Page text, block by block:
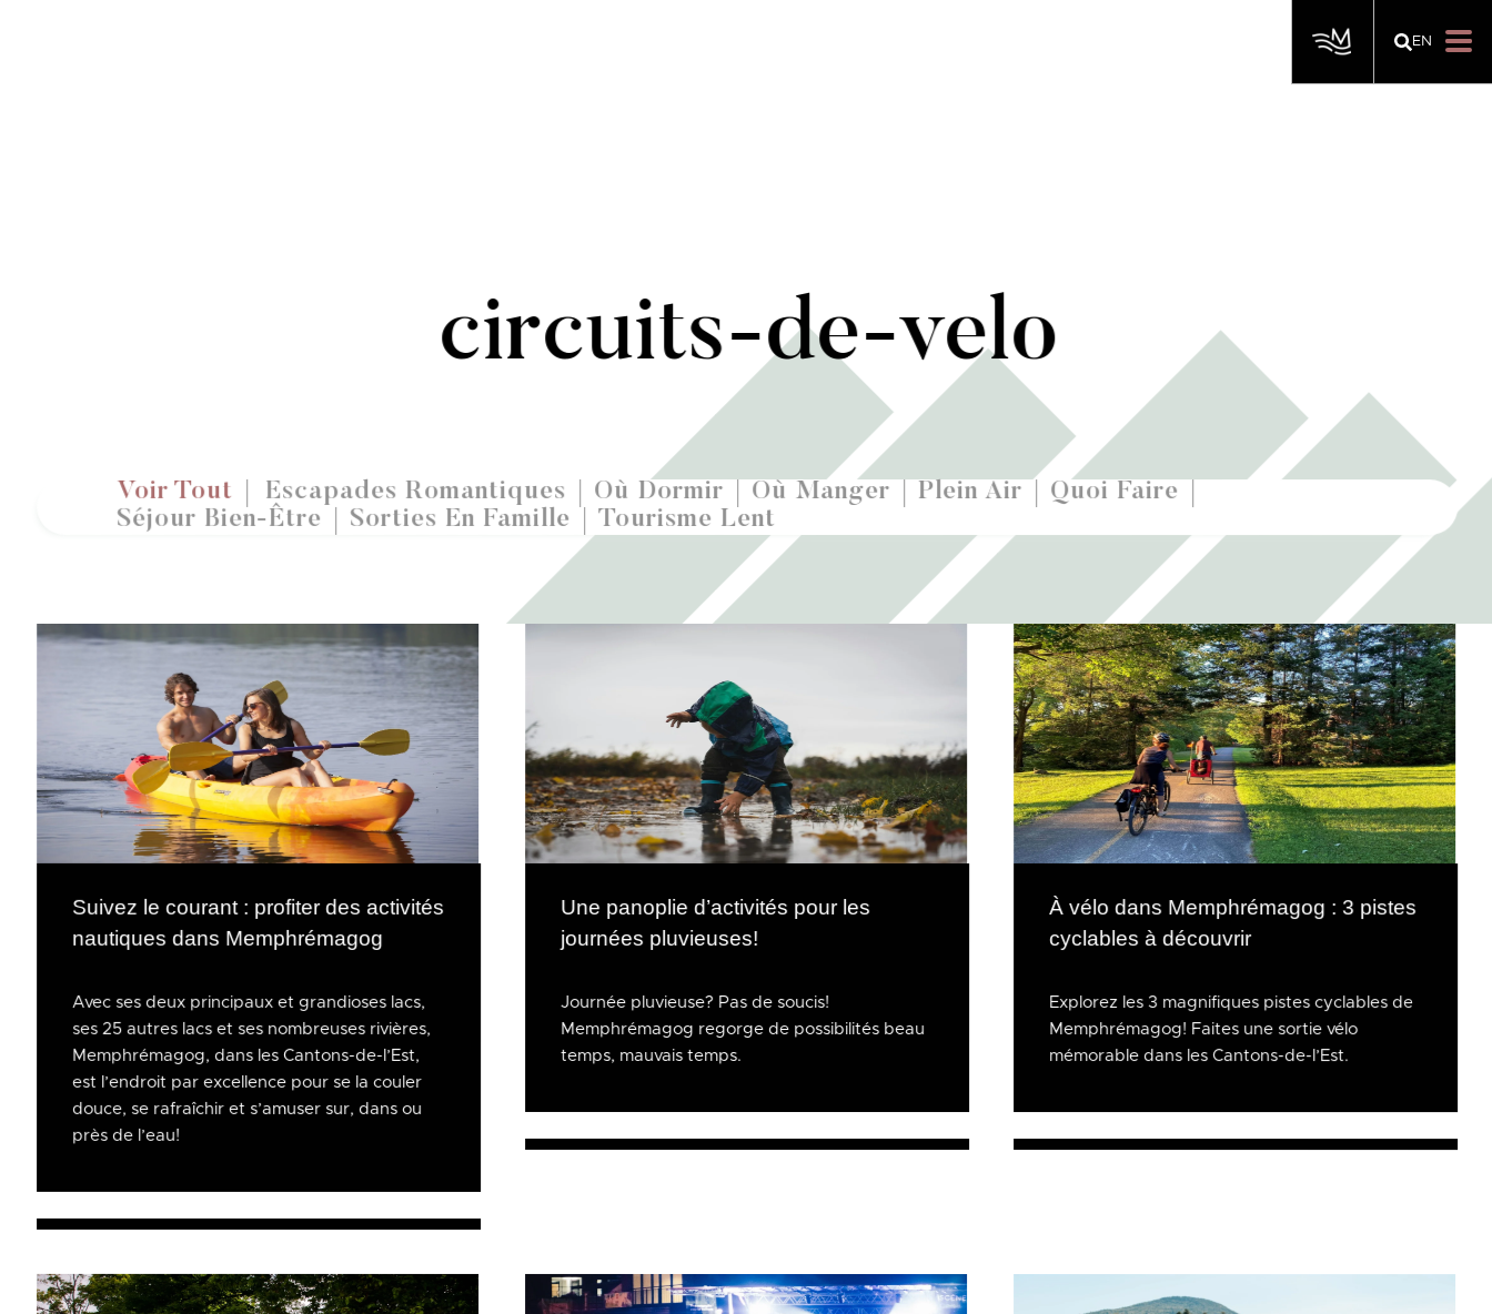
EN
circuits-de-velo
Voir Tout Escapades Romantiques Où Dormir Où Manger Plein Air Quoi Faire
Séjour Bien-Être Sorties En Famille Tourisme Lent
Suivez le courant : profiter des activités
nautiques dans Memphrémagog
Avec ses deux principaux et grandioses lacs,
ses 25 autres lacs et ses nombreuses rivières,
Memphrémagog, dans les Cantons-de-l’Est,
est l’endroit par excellence pour se la couler
douce, se rafraîchir et s’amuser sur, dans ou
près de l’eau!
Une panoplie d’activités pour les
journées pluvieuses!
Journée pluvieuse? Pas de soucis!
Memphrémagog regorge de possibilités beau
temps, mauvais temps.
À vélo dans Memphrémagog : 3 pistes
cyclables à découvrir
Explorez les 3 magnifiques pistes cyclables de
Memphrémagog! Faites une sortie vélo
mémorable dans les Cantons-de-l’Est.